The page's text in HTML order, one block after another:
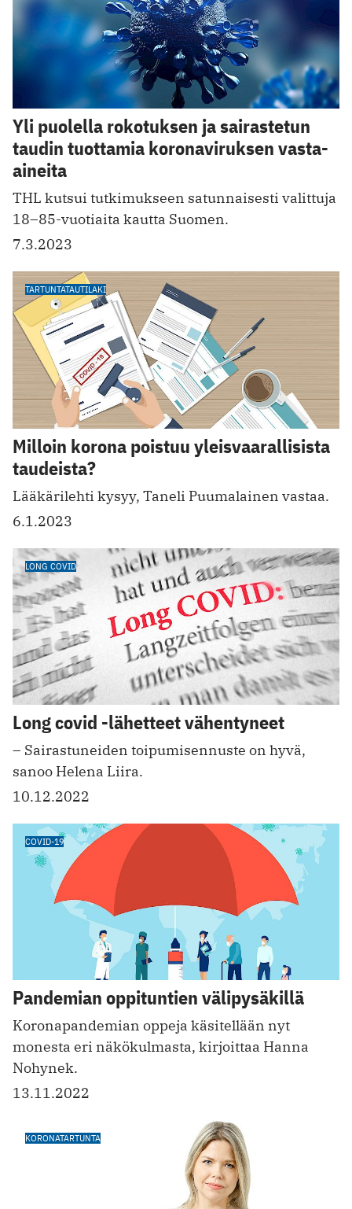
Yli puolella rokotuksen ja sairastetun
taudin tuottamia koronaviruksen vasta-
aineita
THL kutsui tutkimukseen satunnaisesti valittuja
18–85-vuotiaita kautta Suomen.
7.3.2023
TARTUNTATAUTILAKI
Milloin korona poistuu yleisvaarallisista
taudeista?
Lääkärilehti kysyy, Taneli Puumalainen vastaa.
6.1.2023
LONG COVID
Long covid -lähetteet vähentyneet
­– Sairastuneiden toipumisennuste on hyvä,
sanoo Helena Liira.
10.12.2022
COVID-19
Pandemian oppituntien välipysäkillä
Koronapandemian oppeja käsitellään nyt
monesta eri näkökulmasta, kirjoittaa Hanna
Nohynek.
13.11.2022
KORONATARTUNTA